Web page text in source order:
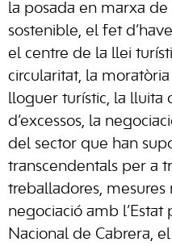
la posada en marxa
sostenible, el fet
el centre de la llei
circularitat, la
lloguer turístic, la lluita
d’excessos, la
del sector que han
transcendentals per a
treballadores,
negociació amb l’Estat
Nacional de Cabrera,